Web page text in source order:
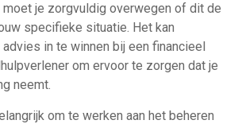
moet je zorgvuldig overwegen of dit de
specifieke situatie. Het kan
in te winnen bij een financieel
om ervoor te zorgen dat je
neemt.
om te werken aan het beheren